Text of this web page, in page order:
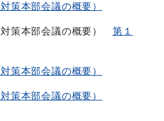
策本部会議の概要）
対策本部会議の概要） 第１
策本部会議の概要）
策本部会議の概要）